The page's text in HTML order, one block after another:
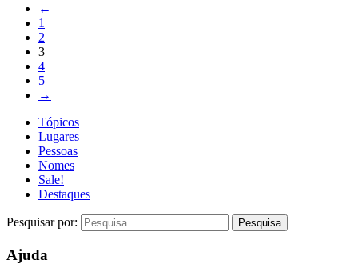
←
1
2
3
4
5
→
Tópicos
Lugares
Pessoas
Nomes
Sale!
Destaques
Pesquisar por:
Ajuda